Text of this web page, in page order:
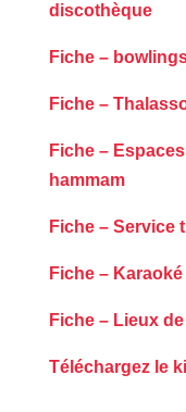
discothèque
Fiche –
Fiche –
Fiche –
hammam
Fiche – Service
Fiche –
Fiche – Lieux
Téléchargez le